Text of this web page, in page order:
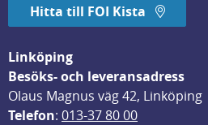
Hitta till FOI Kista
Linköping
Besöks- och leveransadress
Olaus Magnus väg 42, Linköping
Telefon: 013-37 80 00